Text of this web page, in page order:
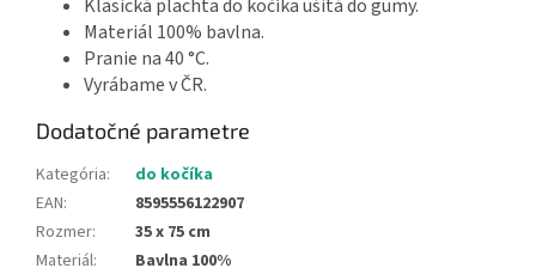
Klasická plachta do kočíka ušitá do gumy.
Materiál 100% bavlna.
Pranie na 40 °C.
Vyrábame v ČR.
Dodatočné parametre
Kategória:
do kočíka
EAN:
8595556122907
Rozmer:
35 x 75 cm
Materiál:
Bavlna 100%